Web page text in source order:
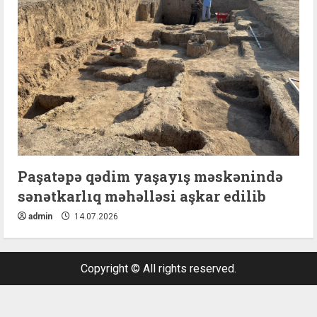
Paşatəpə qədim yaşayış məskənində
sənətkarlıq məhəlləsi aşkar edilib
admin 14.07.2026
Copyright © All rights reserved.